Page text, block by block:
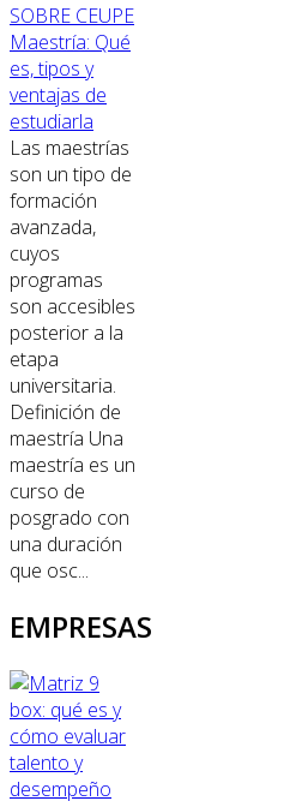
SOBRE CEUPE
Maestría: Qué
es, tipos y
ventajas de
estudiarla
Las maestrías
son un tipo de
formación
avanzada,
cuyos
programas
son accesibles
posterior a la
etapa
universitaria.
Definición de
maestría Una
maestría es un
curso de
posgrado con
una duración
que osc...
EMPRESAS